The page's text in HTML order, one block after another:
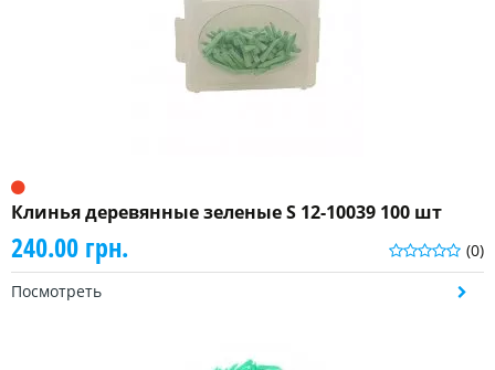
Клинья деревянные зеленые S 12-10039 100 шт
(0)
240.00 грн.
Посмотреть